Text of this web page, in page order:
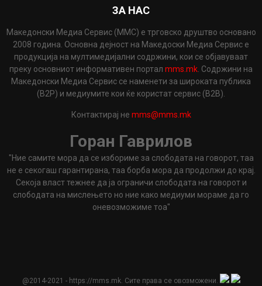
ЗА НАС
Македонски Медиа Сервис (ММС) е трговско друштво основано
2008 година. Основна дејност на Македоски Медиа Сервис е
продукција на мултимедијални содржини, кои се објавуваат
преку основниот информативен портал mms.mk . Содржини на
Македонски Медиа Сервис се наменети за широката публика
(B2P) и медиумите кои ќе користат сервис (B2B).
Контактирај не mms@mms.mk
Горан Гаврилов
"Ние самите мора да се избориме за слободата на говорот, таа
не е секогаш гарантирана, таа борба мора да продолжи до крај.
Секоја власт тежнее да ја ограничи слободата на говорот и
слободата на мислењето но ние како медиуми мораме да го
оневозможиме тоа"
@2014-2021 - https://mms.mk. Сите права се овозможени.